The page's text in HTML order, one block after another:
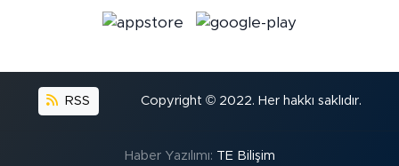
RSS Copyright © 2022. Her hakkı saklıdır.
Haber Yazılımı: TE Bilişim